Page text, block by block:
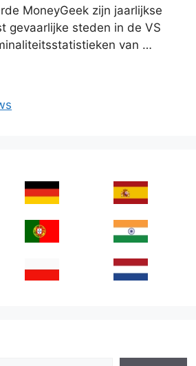
MoneyGeek zijn jaarlijkse
gevaarlijke steden in de VS
van …